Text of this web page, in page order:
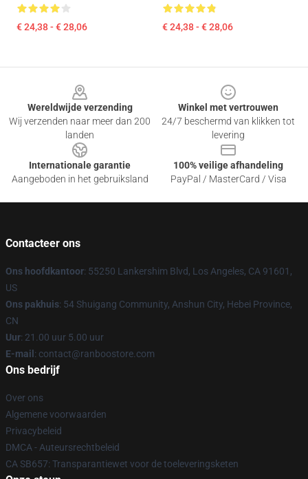
€ 24,38 - € 28,06 € 24,38 - € 28,06
Wereldwijde verzending
Wij verzenden naar meer dan 200
landen
Winkel met vertrouwen
24/7 beschermd van klikken tot
levering
Internationale garantie
Aangeboden in het gebruiksland
100% veilige afhandeling
PayPal / MasterCard / Visa
Contacteer ons
Ons hoofdkantoor: 55250 Lankershim Blvd, Los Angeles, CA 91601,
US
Ons pakhuis: 54 Shuigang Community, Anshun City, Hebei Province,
CN
Uur: 21.00 uur 5.00 uur
E-mail : contact@ranboostore.com
Ons bedrijf
Over ons
Algemene voorwaarden
Privacybeleid
DMCA - Auteursrechtbeleid
CA SB657: Transparantiewet voor de toeleveringsketen